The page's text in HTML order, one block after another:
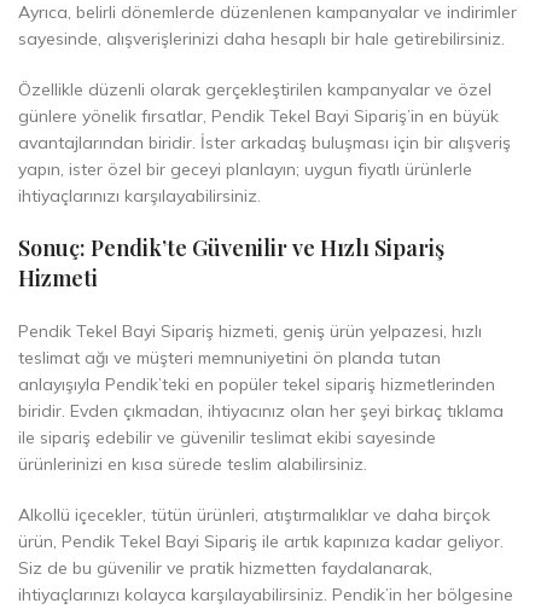
Ayrıca, belirli dönemlerde düzenlenen kampanyalar ve indirimler
sayesinde, alışverişlerinizi daha hesaplı bir hale getirebilirsiniz.
Özellikle düzenli olarak gerçekleştirilen kampanyalar ve özel
günlere yönelik fırsatlar, Pendik Tekel Bayi Sipariş’in en büyük
avantajlarından biridir. İster arkadaş buluşması için bir alışveriş
yapın, ister özel bir geceyi planlayın; uygun fiyatlı ürünlerle
ihtiyaçlarınızı karşılayabilirsiniz.
Sonuç: Pendik’te Güvenilir ve Hızlı Sipariş
Hizmeti
Pendik Tekel Bayi Sipariş hizmeti, geniş ürün yelpazesi, hızlı
teslimat ağı ve müşteri memnuniyetini ön planda tutan
anlayışıyla Pendik’teki en popüler tekel sipariş hizmetlerinden
biridir. Evden çıkmadan, ihtiyacınız olan her şeyi birkaç tıklama
ile sipariş edebilir ve güvenilir teslimat ekibi sayesinde
ürünlerinizi en kısa sürede teslim alabilirsiniz.
Alkollü içecekler, tütün ürünleri, atıştırmalıklar ve daha birçok
ürün, Pendik Tekel Bayi Sipariş ile artık kapınıza kadar geliyor.
Siz de bu güvenilir ve pratik hizmetten faydalanarak,
ihtiyaçlarınızı kolayca karşılayabilirsiniz. Pendik’in her bölgesine